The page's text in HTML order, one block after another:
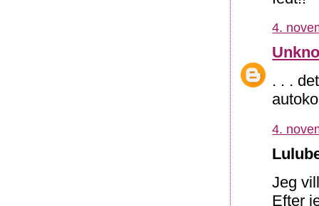
4.
. . .
4.
Jeg
Efter